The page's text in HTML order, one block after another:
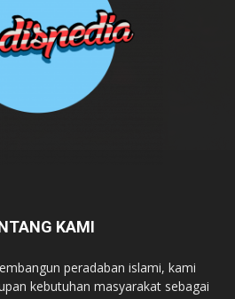
KAMI
peradaban islami, kami
kebutuhan masyarakat sebagai